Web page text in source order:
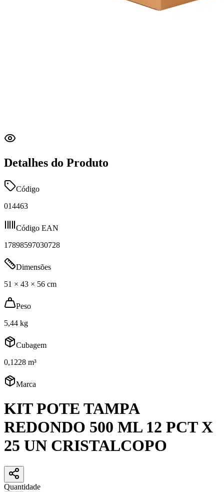
Detalhes do Produto
Código
014463
Código EAN
17898597030728
Dimensões
51 × 43 × 56 cm
Peso
5,44 kg
Cubagem
0,1228 m³
Marca
KIT POTE TAMPA
REDONDO 500 ML 12 PCT X
25 UN CRISTALCOPO
Quantidade